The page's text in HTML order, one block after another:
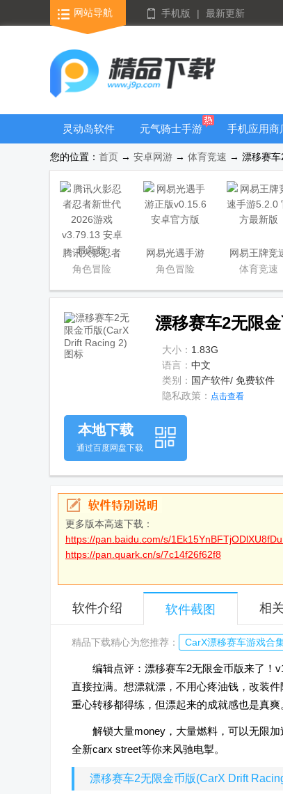
网站导航 手机版 | 最新更新
灵动岛软件
元气骑士手游
手机应用商
您的位置： 首页 → 安卓网游 → 体育竞速 → 漂移赛车
腾讯火影忍者
忍者新世代
角色冒险
网易光遇手游
正版
角色冒险
网易王牌竞
手游
体育竞速
漂移赛车2无限
大小： 1.83G
语言： 中文
类别： 国产软件/ 免费软件
隐私政策： 点击查看
本地下载
通过百度网盘下载
更多版本高速下载：
https://pan.baidu.com/s/
https://pan.quark.cn/s/7c14f26f62f8
软件介绍 软件截图 相
精品下载精心为您推荐： CarX漂移赛车游戏合
编辑点评：漂移赛车2无限金币版来了！
直接拉满。想漂就漂，不用心疼油钱，改装
重心转移都得练，但漂起来的成就感也是真爽
解锁大量money，大量燃料，可以无限
全新carx street等你来风驰电掣。
漂移赛车2无限金币版(CarX Drift